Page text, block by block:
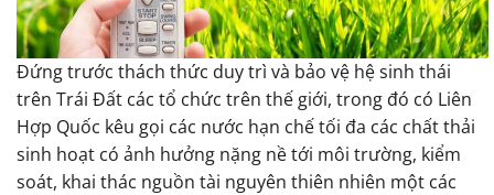
Gas R32, sự lựa chọn cho tương lai
Đứng trước thách thức duy trì và bảo vệ hệ sinh thái
trên Trái Đất các tổ chức trên thế giới, trong đó có Liên
Hợp Quốc kêu gọi các nước hạn chế tối đa các chất thải
sinh hoạt có ảnh hưởng nặng nề tới môi trường, kiểm
soát, khai thác nguồn tài nguyên thiên nhiên một các